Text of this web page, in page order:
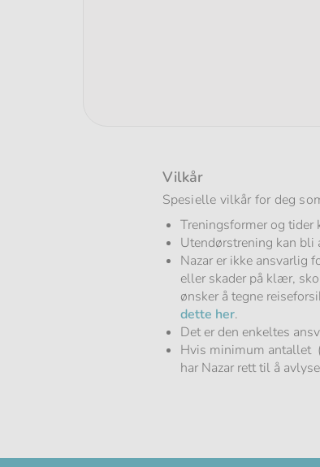
Vilkår
Spesielle vilkår for deg
Treningsformer og tider
Utendørstrening kan
Nazar er ikke ansvarlig
eller skader på klær,
ønsker å tegne
dette her.
Det er den enkeltes
Hvis minimum antallet
har Nazar rett til å